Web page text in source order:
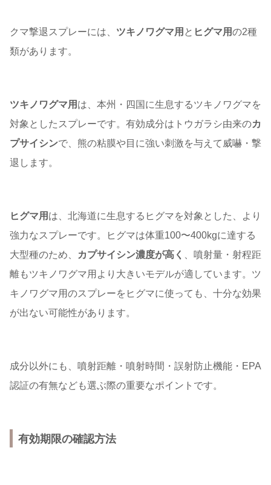
クマ撃退スプレーには、 ツキノワグマ用 と ヒグマ用の2種
類があります。
ツキノワグマ用 は、本州・四国に生息するツキノワグマを
対象としたスプレーです。有効成分はトウガラシ由来のカ
プサイシンで、熊の粘膜や目に強い刺激を与えて威嚇・撃
退します。
ヒグマ用 は、北海道に生息するヒグマを対象とした、より
強力なスプレーです。ヒグマは体重100〜400kgに達する
大型種のため、
カプサイシン濃度が高く
、噴射量・射程距
離もツキノワグマ用より大きいモデルが適しています。ツ
キノワグマ用のスプレーをヒグマに使っても、十分な効果
が出ない可能性があります。
成分以外にも、噴射距離・噴射時間・誤射防止機能・EPA
認証の有無なども選ぶ際の重要なポイントです。
有効期限の確認方法